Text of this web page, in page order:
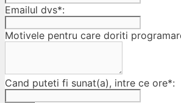
Emailul dvs*:
Motivele pentru care doriti
Cand puteti fi sunat(a), intre ce ore*: